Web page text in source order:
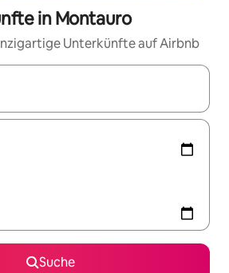
in Montauro
Unterkünfte auf Airbnb
sind, navigiere mit den
Suche